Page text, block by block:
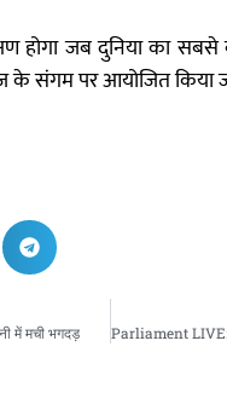
होगा जब दुनिया का
के संगम पर आयोजित किया
में मची भगदड़